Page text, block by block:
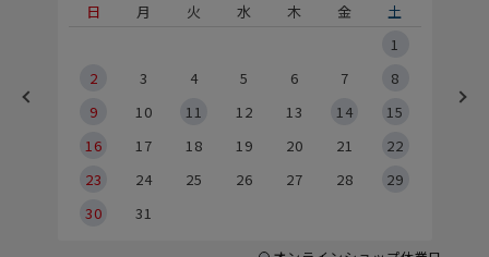
日
月 火 水 木 金
土
1
2
3 4 5 6 7
8
9
10 11 12 13 14
15
16
17 18 19 20 21
22
23
24 25 26 27 28
29
30
31